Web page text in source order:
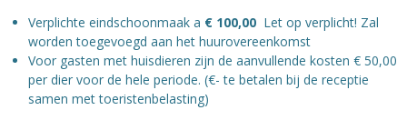
Verplichte eindschoonmaak a € 100,00 Let op verplicht! Zal
worden toegevoegd aan het huurovereenkomst
Voor gasten met huisdieren zijn de aanvullende kosten € 50,00
per dier voor de hele periode. (€- te betalen bij de receptie
samen met toeristenbelasting)